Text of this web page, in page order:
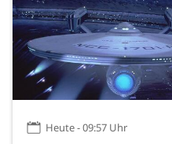
Heute - 09:57 Uhr